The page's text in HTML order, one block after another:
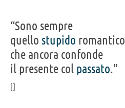
“Sono sempre
quello stupido romantico
che ancora confonde
il presente col passato.”